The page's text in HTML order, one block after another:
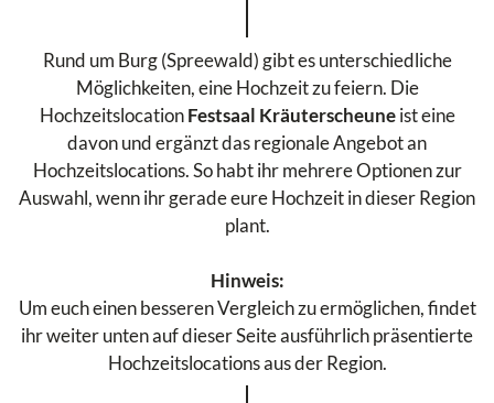
Rund um Burg (Spreewald) gibt es unterschiedliche
Möglichkeiten, eine Hochzeit zu feiern. Die
HochzeitslocationFestsaal Kräuterscheuneist eine
davon und ergänzt das regionale Angebot an
Hochzeitslocations. So habt ihr mehrere Optionen zur
Auswahl, wenn ihr gerade eure Hochzeit in dieser Region
plant.
Hinweis:
Um euch einen besseren Vergleich zu ermöglichen, findet
ihr weiter unten auf dieser Seite ausführlich präsentierte
Hochzeitslocations aus der Region.